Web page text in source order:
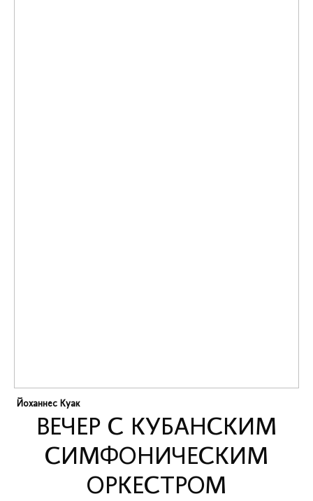
Йоханнес Куак
ВЕЧЕР С КУБАНСКИМ
СИМФОНИЧЕСКИМ
ОРКЕСТРОМ